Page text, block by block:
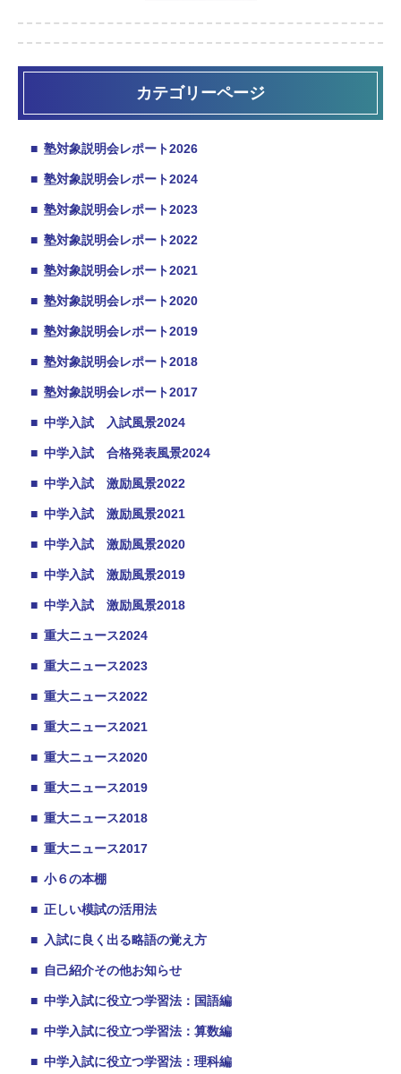
カテゴリーページ
■ 塾対象説明会レポート2026
■ 塾対象説明会レポート2024
■ 塾対象説明会レポート2023
■ 塾対象説明会レポート2022
■ 塾対象説明会レポート2021
■ 塾対象説明会レポート2020
■ 塾対象説明会レポート2019
■ 塾対象説明会レポート2018
■ 塾対象説明会レポート2017
■ 中学入試 入試風景2024
■ 中学入試 合格発表風景2024
■ 中学入試 激励風景2022
■ 中学入試 激励風景2021
■ 中学入試 激励風景2020
■ 中学入試 激励風景2019
■ 中学入試 激励風景2018
■ 重大ニュース2024
■ 重大ニュース2023
■ 重大ニュース2022
■ 重大ニュース2021
■ 重大ニュース2020
■ 重大ニュース2019
■ 重大ニュース2018
■ 重大ニュース2017
■ 小６の本棚
■ 正しい模試の活用法
■ 入試に良く出る略語の覚え方
■ 自己紹介その他お知らせ
■ 中学入試に役立つ学習法：国語編
■ 中学入試に役立つ学習法：算数編
■ 中学入試に役立つ学習法：理科編